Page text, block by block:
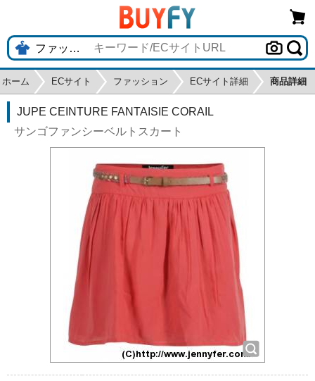
ホーム ECサイト ファッション ECサイト詳細 商品詳細
JUPE CEINTURE FANTAISIE CORAIL
サンゴファンシーベルトスカート